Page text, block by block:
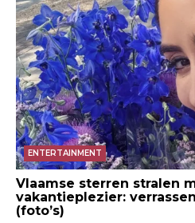
ENTERTAINMENT
Vlaamse sterren stralen
vakantieplezier:
(foto’s)